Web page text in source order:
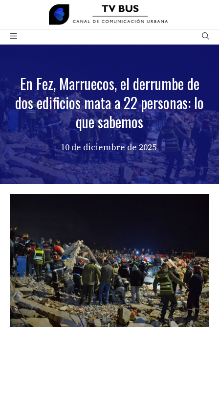
contenido
Menú
En Fez, Marruecos, el derrumbe de
dos edificios mata a 22 personas: lo
que sabemos
10 de diciembre de 2025